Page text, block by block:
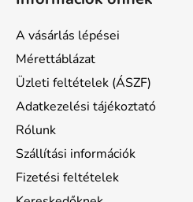
A vásárlás lépései
Mérettáblázat
Üzleti feltételek (ÁSZF)
Adatkezelési tájékoztató
Rólunk
Szállítási információk
Fizetési feltételek